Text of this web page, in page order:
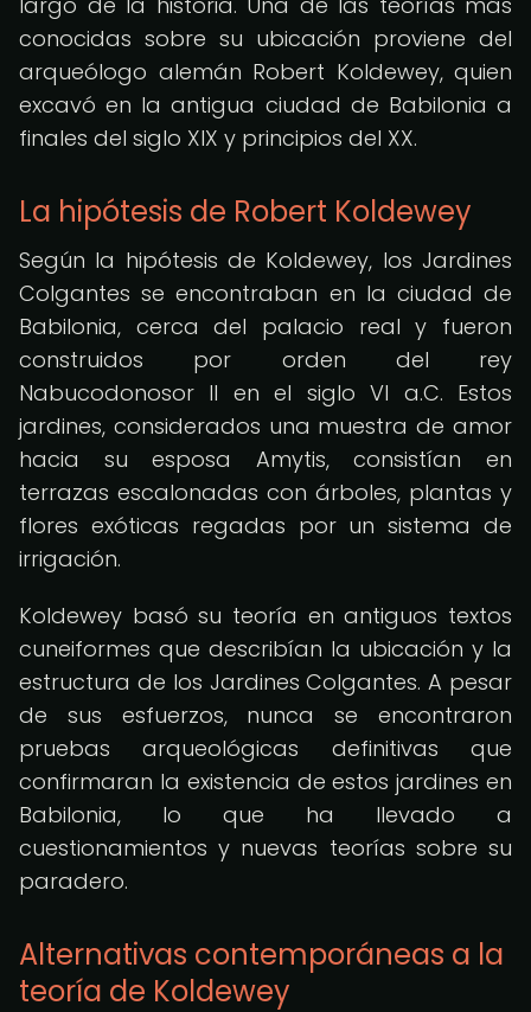
conocidas sobre su ubicación proviene del
arqueólogo alemán Robert Koldewey, quien
excavó en la antigua ciudad de Babilonia a
finales del siglo XIX y principios del XX.
La hipótesis de Robert Koldewey
Según la hipótesis de Koldewey, los Jardines
Colgantes se encontraban en la ciudad de
Babilonia, cerca del palacio real y fueron
construidos por orden del rey
Nabucodonosor II en el siglo VI a.C. Estos
jardines, considerados una muestra de amor
hacia su esposa Amytis, consistían en
terrazas escalonadas con árboles, plantas y
flores exóticas regadas por un sistema de
irrigación.
Koldewey basó su teoría en antiguos textos
cuneiformes que describían la ubicación y la
estructura de los Jardines Colgantes. A pesar
de sus esfuerzos, nunca se encontraron
pruebas arqueológicas definitivas que
confirmaran la existencia de estos jardines en
Babilonia, lo que ha llevado a
cuestionamientos y nuevas teorías sobre su
paradero.
Alternativas contemporáneas a la
teoría de Koldewey